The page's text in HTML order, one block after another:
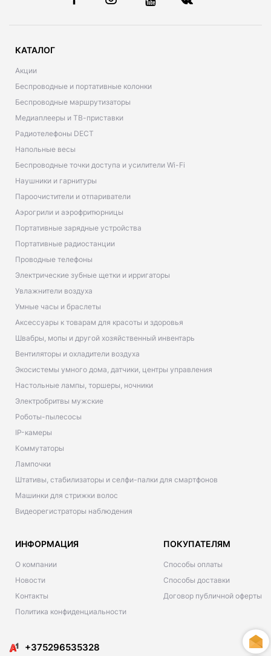
КАТАЛОГ
Акции
Беспроводные и портативные колонки
Беспроводные маршрутизаторы
Медиаплееры и ТВ-приставки
Радиотелефоны DECT
Напольные весы
Беспроводные точки доступа и усилители Wi-Fi
Наушники и гарнитуры
Пароочистители и отпариватели
Аэрогрили и аэрофритюрницы
Портативные зарядные устройства
Портативные радиостанции
Проводные телефоны
Электрические зубные щетки и ирригаторы
Увлажнители воздуха
Умные часы и браслеты
Аксессуары к товарам для красоты и здоровья
Швабры, мопы и другой хозяйственный инвентарь
Вентиляторы и охладители воздуха
Экосистемы умного дома, датчики, центры управления
Настольные лампы, торшеры, ночники
Электробритвы мужские
Роботы-пылесосы
IP-камеры
Коммутаторы
Лампочки
Штативы, стабилизаторы и селфи-палки для смартфонов
Машинки для стрижки волос
Видеорегистраторы наблюдения
ИНФОРМАЦИЯ
О компании
Новости
Контакты
Политика конфиденциальности
ПОКУПАТЕЛЯМ
Способы оплаты
Способы доставки
Договор публичной оферты
+375296535328